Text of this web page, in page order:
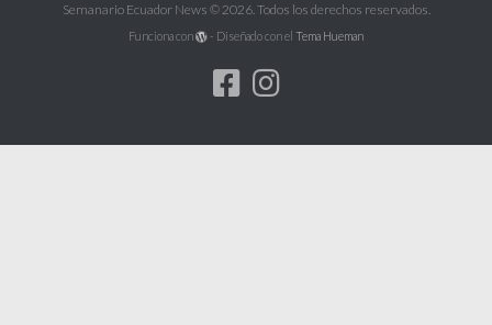
Semanario Ecuador News © 2026. Todos los derechos reservados.
Funciona con - Diseñado con el Tema Hueman